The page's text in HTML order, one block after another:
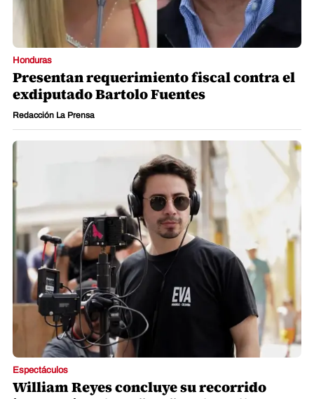
Honduras
Presentan requerimiento fiscal contra el
exdiputado Bartolo Fuentes
Redacción La Prensa
Espectáculos
William Reyes concluye su recorrido